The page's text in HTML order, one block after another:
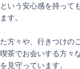
いう安心感を持って
す。
方々や、行きつけの
茶でお会いする方々